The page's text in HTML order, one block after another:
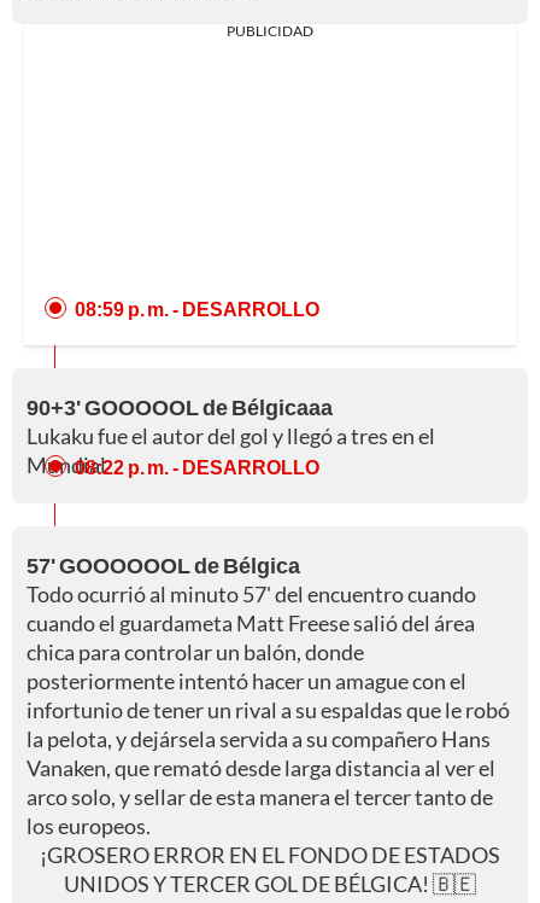
PUBLICIDAD
08:59 p. m. - DESARROLLO
90+3' GOOOOOL de Bélgicaaa
Lukaku fue el autor del gol y llegó a tres en el
Mundial08:22 p. m. - DESARROLLO
57' GOOOOOOL de Bélgica
Todo ocurrió al minuto 57' del encuentro cuando
cuando el guardameta Matt Freese salió del área
chica para controlar un balón, donde
posteriormente intentó hacer un amague con el
infortunio de tener un rival a su espaldas que le robó
la pelota, y dejársela servida a su compañero Hans
Vanaken, que remató desde larga distancia al ver el
arco solo, y sellar de esta manera el tercer tanto de
los europeos.
¡GROSERO ERROR EN EL FONDO DE ESTADOS
UNIDOS Y TERCER GOL DE BÉLGICA! 🇧🇪